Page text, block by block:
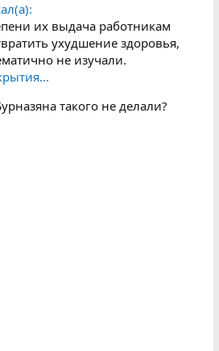
их выдача работникам
ухудшение здоровья,
не изучали.
такого не делали?